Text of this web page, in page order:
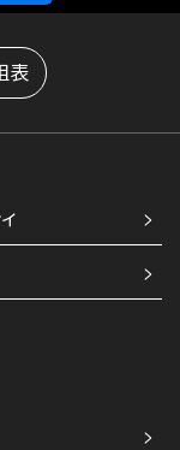
太が出演
た。
表